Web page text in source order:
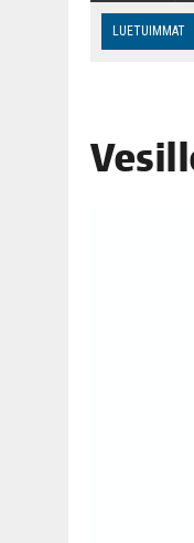
LUETUIMMAT
06.08.2026 |
06.08.2026 |